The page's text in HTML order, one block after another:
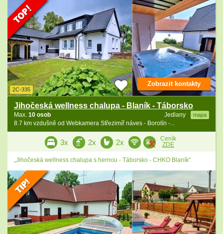
2C-335
Jihočeská wellness chalupa - Blaník - Táborsko
Jedlany mapa
Max. 10 osob
8.7 km vzdušně od Webkamera Střezimíř náves - Borotín -...
Zobrazit kontakty
3x 2x 2x
Ceník
ZDE
„Jihočeská wellness chalupa s hernou - Táborsko - CHKO Blaník“